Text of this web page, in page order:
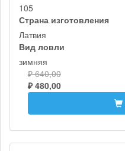
105
Страна изготовления
Латвия
Вид ловли
зимняя
₽ 640,00
₽ 480,00